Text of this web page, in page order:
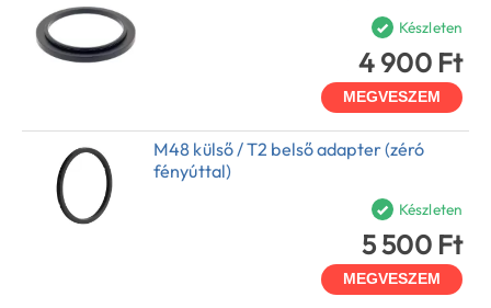
Készleten
4 900 Ft
MEGVESZEM
M48 külső / T2 belső adapter (zéró
fényúttal)
Készleten
5 500 Ft
MEGVESZEM